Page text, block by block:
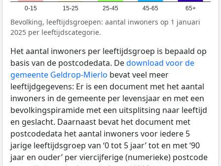
0-15 15-25 25-45 45-65 65+
Bevolking, leeftijdsgroepen: aantal inwoners op 1 januari
2025 per leeftijdscategorie.
Het aantal inwoners per leeftijdsgroep is bepaald op
basis van de postcodedata. Dedownload voor de
gemeente Geldrop-Mierlo bevat veel meer
leeftijdgegevens: Er is een document met het aantal
inwoners in de gemeente per levensjaar en met een
bevolkingspiramide met een uitsplitsing naar leeftijd
en geslacht. Daarnaast bevat het document met
postcodedata het aantal inwoners voor iedere 5
jarige leeftijdsgroep van ‘0 tot 5 jaar’ tot en met ‘90
jaar en ouder’ per viercijferige (numerieke) postcode